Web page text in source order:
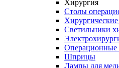
Хирургия
Столы
Хирургические
Светильники
Шприцы
Лампы для